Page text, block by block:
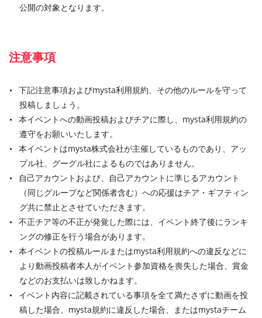
公開の対象となります。
注意事項
下記注意事項およびmysta利用規約、その他のルールを守って
投稿しましょう。
本イベントへの動画投稿およびチアに際し、mysta利用規約の
遵守をお願いいたします。
本イベントはmysta株式会社が主催しているものであり、アッ
プル社、グーグル社によるものではありません。
自己アカウントおよび、自己アカウントに準じるアカウント
（同じグループなど関係者含む）への応援はチア・ギフティン
グ共に禁止とさせていただきます。
不正チア等の不正が発覚した際には、イベント終了後にランキ
ングの修正を行う場合があります。
本イベントの投稿ルールまたはmysta利用規約への違反などに
より動画投稿者本人がイベント参加資格を喪失した場合、賞金
などのお支払いは致しかねます。
イベント内容に記載されている事項を全て満たさずに動画を投
稿した場合、mysta規約に違反した場合、またはmystaチーム